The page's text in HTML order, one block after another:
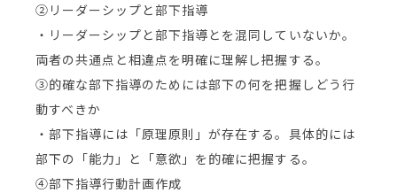
②リーダーシップと部下指導
・リーダーシップと部下指導とを混同していないか。
両者の共通点と相違点を明確に理解し把握する。
③的確な部下指導のためには部下の何を把握しどう行
動すべきか
・部下指導には「原理原則」が存在する。具体的には
部下の「能力」と「意欲」を的確に把握する。
④部下指導行動計画作成